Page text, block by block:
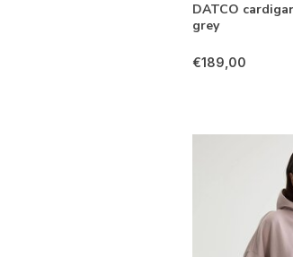
DATCO
grey
€189,00